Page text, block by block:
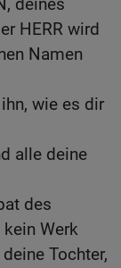
deines
HERR wird
Namen
wie es dir
alle deine
des
Werk
Tochter,